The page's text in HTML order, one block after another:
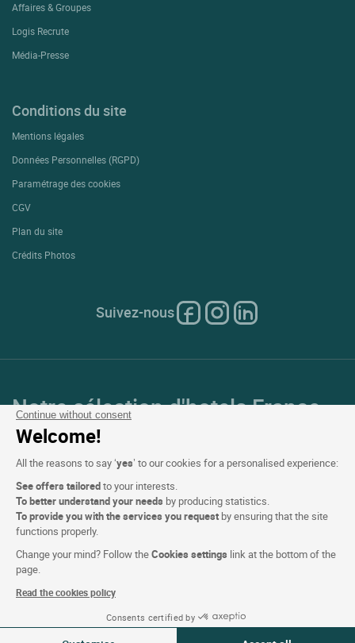
Continue without consent
Welcome!
All the reasons to say ‘yes’ to our cookies for a personalised experience:
See offers tailoredto your interests.
To better understand your needs by producing statistics.
To provide you with the services you request by ensuring that the site
functions properly.
Change your mind? Follow theCookies settings link at the bottom of the
page.
Read the cookies policy
Consents certified by
Voir les disponibilités
Affaires & Groupes
Logis Recrute
Média-Presse
Conditions du site
Mentions légales
Données Personnelles (RGPD)
Paramétrage des cookies
CGV
Plan du site
Crédits Photos
Suivez-nous
Notre sélection d'hotels France
et en Europe
Top Pays
Top Régions
Top Villes
Top Hotels